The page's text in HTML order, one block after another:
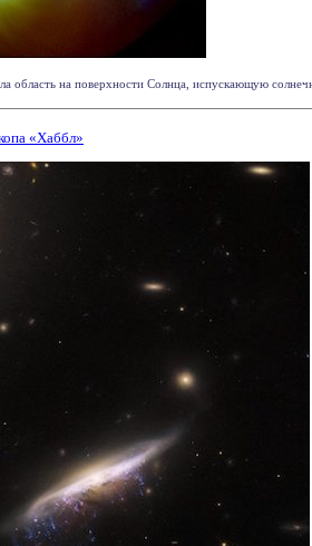
область на поверхности Солнца, испускающую
«Хаббл»